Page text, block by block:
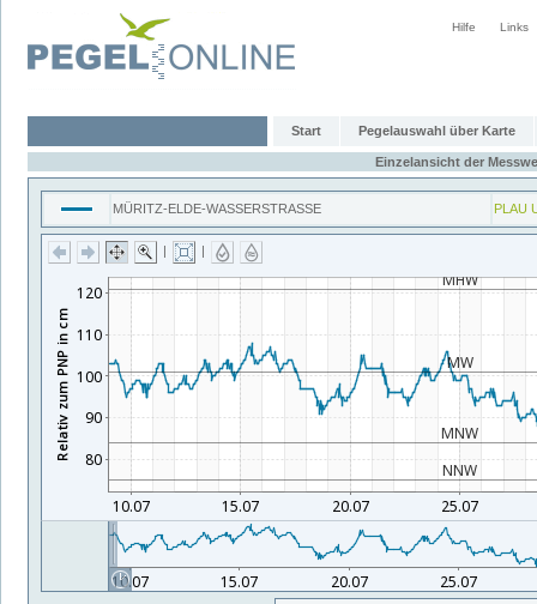
Hilfe Links
Start Pegelauswahl über Karte
Einzelansicht der
MÜRITZ-ELDE-WASSERSTRASSE PLAU
| |